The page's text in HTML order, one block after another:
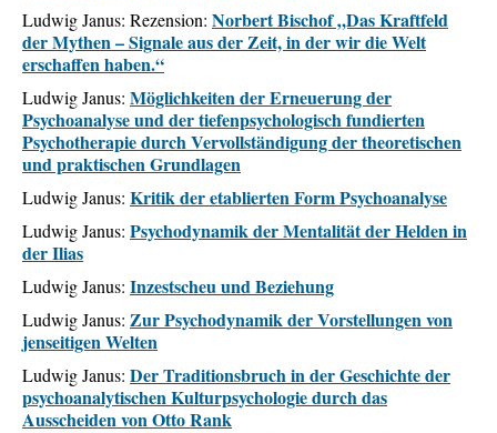
Ludwig Janus: Rezension: Norbert Bischof „Das Kraftfeld
der Mythen – Signale aus der Zeit, in der wir die Welt
erschaffen haben.“
Ludwig Janus: Möglichkeiten der Erneuerung der
Psychoanalyse und der tiefenpsychologisch fundierten
Psychotherapie durch Vervollständigung der theoretischen
und praktischen Grundlagen
Ludwig Janus: Kritik der etablierten Form Psychoanalyse
Ludwig Janus: Psychodynamik der Mentalität der Helden in
der Ilias
Ludwig Janus: Inzestscheu und Beziehung
Ludwig Janus: Zur Psychodynamik der Vorstellungen von
jenseitigen Welten
Ludwig Janus: Der Traditionsbruch in der Geschichte der
psychoanalytischen Kulturpsychologie durch das
Ausscheiden von Otto Rank